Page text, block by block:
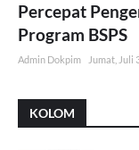
Percepat
Program BSPS
Admin Dokpim Jumat, Juli
KOLOM